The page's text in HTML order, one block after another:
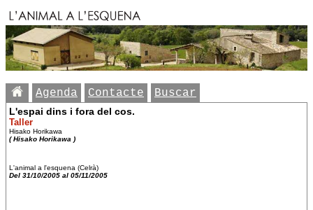
Agenda Contacte Buscar
L'espai dins i fora del cos.
Taller
Hisako Horikawa
( Hisako Horikawa )
L'animal a l'esquena (Celrà)
Del 31/10/2005 al 05/11/2005